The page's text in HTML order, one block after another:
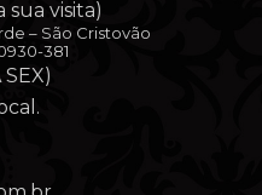
visita)
– São Cristovão
381